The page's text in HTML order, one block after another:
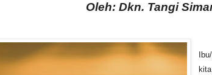
Oleh: Dkn. Tangi